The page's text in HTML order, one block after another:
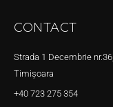
CONTACT
Strada 1 Decembrie nr.36,
Timișoara
+40 723 275 354